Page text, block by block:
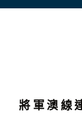
將軍澳線